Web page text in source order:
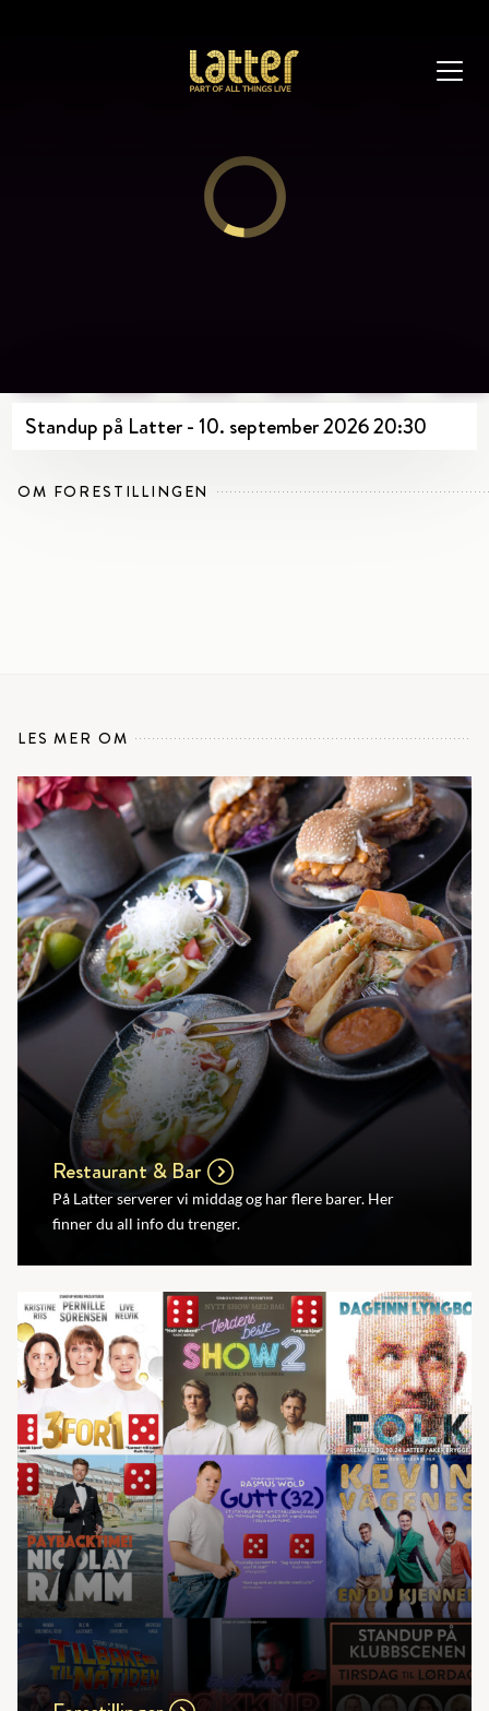
Standup på Latter - 10. september 2026 20:30
OM FORESTILLINGEN
LES MER OM
Restaurant & Bar
På Latter serverer vi middag og har flere barer. Her
finner du all info du trenger.